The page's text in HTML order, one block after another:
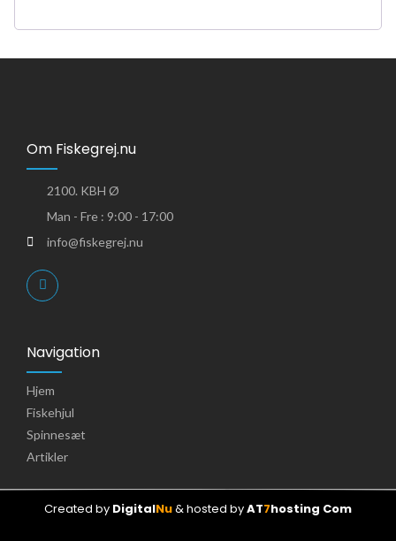
Om Fiskegrej.nu
2100. KBH Ø
Man - Fre : 9:00 - 17:00
info@fiskegrej.nu
Navigation
Hjem
Fiskehjul
Spinnesæt
Artikler
Created by DigitalNu& hosted byAT7hosting Com